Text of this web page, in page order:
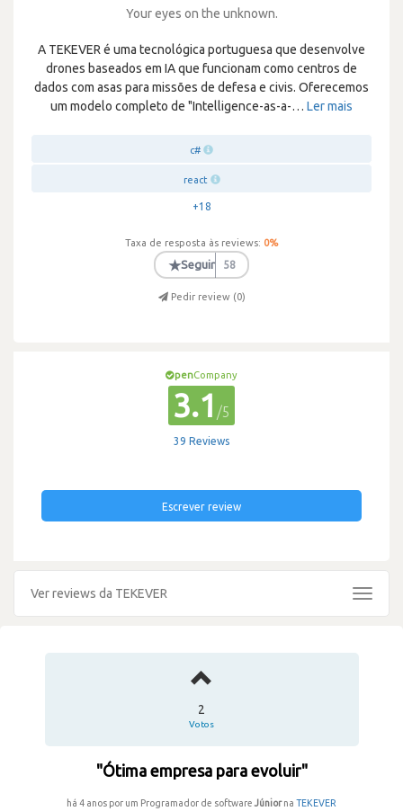
Your eyes on the unknown.
A TEKEVER é uma tecnológica portuguesa que desenvolve
drones baseados em IA que funcionam como centros de
dados com asas para missões de defesa e civis. Oferecemos
um modelo completo de "Intelligence-as-a-… Ler mais
c#
react
+18
Taxa de resposta às reviews: 0%
★Seguir 58
Pedir review (0)
penCompany
3.1 /5
39 Reviews
Escrever review
Ver reviews da TEKEVER
Toggle
2
Votos
"Ótima empresa para evoluir"
há 4 anos por um Programador de software Júniorna TEKEVER